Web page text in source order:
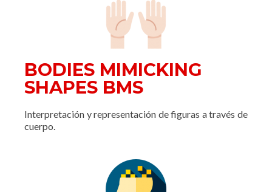
BODIES MIMICKING
SHAPES BMS
Interpretación y representación de figuras a través de
cuerpo.